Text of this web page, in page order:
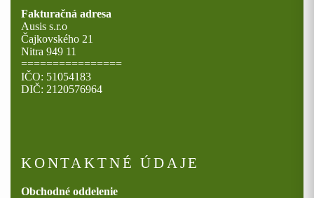
Fakturačná adresa
Ausis s.r.o
Čajkovského 21
Nitra 949 11
================
IČO: 51054183
DIČ: 2120576964
KONTAKTNÉ ÚDAJE
Obchodné oddelenie